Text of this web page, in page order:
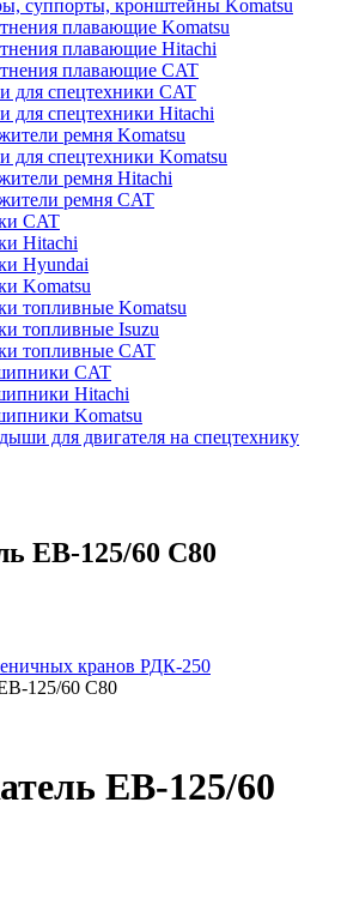
суппорты, кронштейны Komatsu
плавающие Komatsu
плавающие Hitachi
плавающие CAT
для спецтехники CAT
для спецтехники Hitachi
ремня Komatsu
для спецтехники Komatsu
ремня Hitachi
ремня CAT
CAT
Hitachi
Hyundai
Komatsu
топливные Komatsu
топливные Isuzu
топливные CAT
CAT
Hitachi
Komatsu
для двигателя на спецтехнику
ЕВ-125/60 С80
кранов РДК-250
125/60 С80
ЕВ-125/60